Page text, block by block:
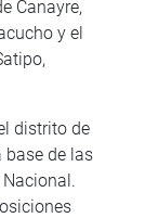
Canayre,
y el
distrito de
base de las